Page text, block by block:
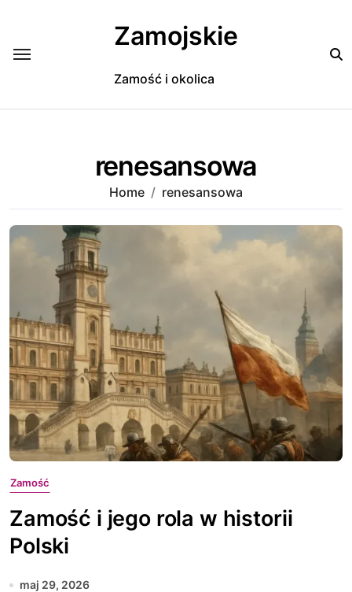
Zamojskie
Zamość i okolica
renesansowa
Home renesansowa
Zamość
Zamość i jego rola w historii
Polski
maj 29, 2026